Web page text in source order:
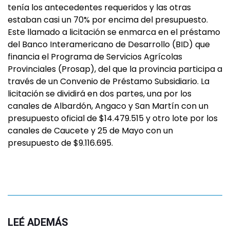
tenía los antecedentes requeridos y las otras
estaban casi un 70% por encima del presupuesto.
Este llamado a licitación se enmarca en el préstamo
del Banco Interamericano de Desarrollo (BID) que
financia el Programa de Servicios Agrícolas
Provinciales (Prosap), del que la provincia participa a
través de un Convenio de Préstamo Subsidiario. La
licitación se dividirá en dos partes, una por los
canales de Albardón, Angaco y San Martín con un
presupuesto oficial de $14.479.515 y otro lote por los
canales de Caucete y 25 de Mayo con un
presupuesto de $9.116.695.
LEÉ ADEMÁS